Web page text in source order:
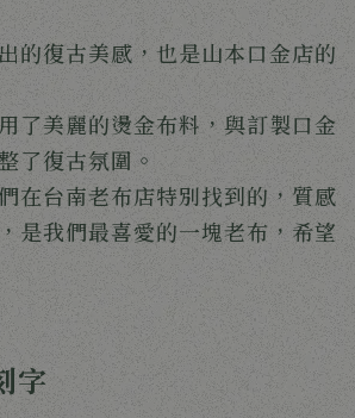
的復古美感，也是山本口金店的
了美麗的燙金布料，與訂製口金
了復古氛圍。
在台南老布店特別找到的，質感
是我們最喜愛的一塊老布，希望
字